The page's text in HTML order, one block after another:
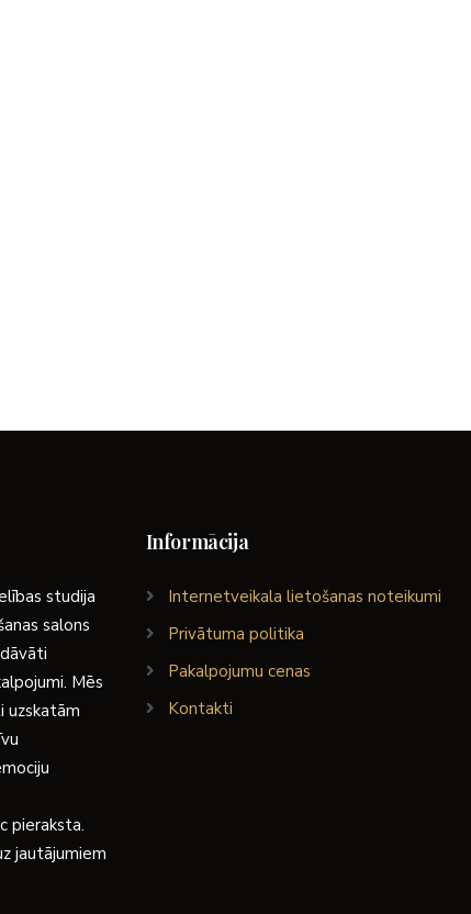
studija
salons
Mēs
uzskatām
pieraksta.
jautājumiem
Informācija
Internetveikala lietošanas noteikumi
Privātuma politika
Pakalpojumu cenas
Kontakti